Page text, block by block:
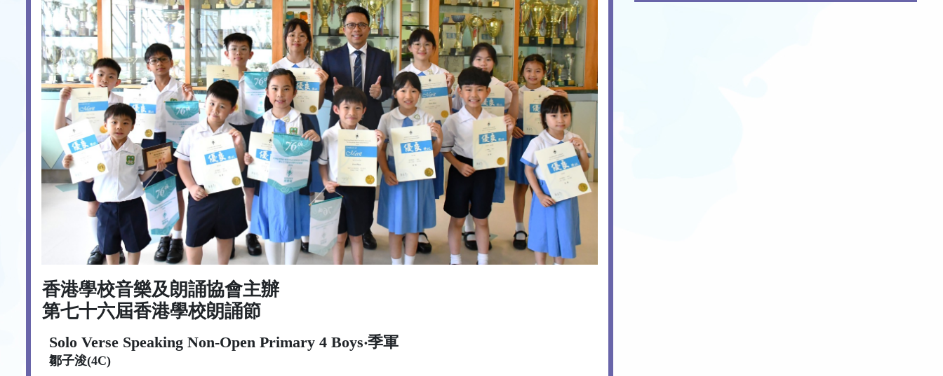
香港學校音樂及朗誦協會主辦
第七十六屆香港學校朗誦節
Solo Verse Speaking Non-Open Primary 4 Boys‧季軍
鄒子浚(4C)